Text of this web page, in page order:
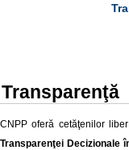
Transparenţă
CNPP oferă cetăţenilor
Transparenţei Decizionale